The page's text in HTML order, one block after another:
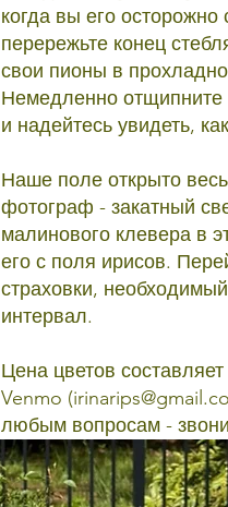
когда вы его
перережьте конец
свои пионы в
Немедленно отщипните
и надейтесь увидеть,
Наше поле открыто
фотограф - закатный
малинового клевера в
его с поля ирисов.
страховки,
интервал.
Цена цветов
Venmo (
любым вопросам -